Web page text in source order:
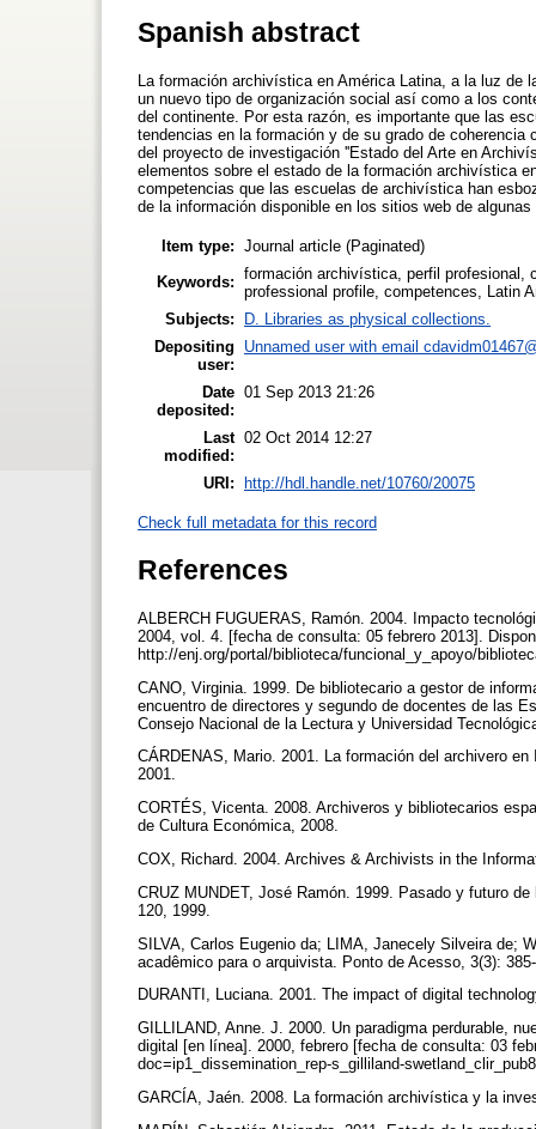
Spanish abstract
La formación archivística en América Latina, a la luz de
un nuevo tipo de organización social así como a los
del continente. Por esta razón, es importante que las
tendencias en la formación y de su grado de
del proyecto de investigación ''Estado del Arte en
elementos sobre el estado de la formación archivística
competencias que las escuelas de archivística han
de la información disponible en los sitios web de
Item type: Journal article (Paginated)
Keywords: formación archivística, perfil profesional,
professional profile, competences, Latin
Subjects:
D. Libraries as physical collections.
Depositing
user:
Unnamed user with email
Date
deposited:
01 Sep 2013 21:26
Last
modified:
02 Oct 2014 12:27
URI: http://hdl.handle.net/10760/20075
Check full metadata for this record
References
ALBERCH FUGUERAS, Ramón. 2004. Impacto
2004, vol. 4. [fecha de consulta: 05 febrero 2013].
http://enj.org/portal/biblioteca/funcional_y_apoyo/
CANO, Virginia. 1999. De bibliotecario a gestor de
encuentro de directores y segundo de docentes de las
Consejo Nacional de la Lectura y Universidad
CÁRDENAS, Mario. 2001. La formación del archivero
2001.
CORTÉS, Vicenta. 2008. Archiveros y bibliotecarios
de Cultura Económica, 2008.
COX, Richard. 2004. Archives & Archivists in the
CRUZ MUNDET, José Ramón. 1999. Pasado y futuro
120, 1999.
SILVA, Carlos Eugenio da; LIMA, Janecely Silveira de;
acadêmico para o arquivista. Ponto de Acesso, 3(3):
DURANTI, Luciana. 2001. The impact of digital
GILLILAND, Anne. J. 2000. Un paradigma perdurable,
digital [en línea]. 2000, febrero [fecha de consulta: 03
doc=ip1_dissemination_rep-s_gilliland-
GARCÍA, Jaén. 2008. La formación archivística y la